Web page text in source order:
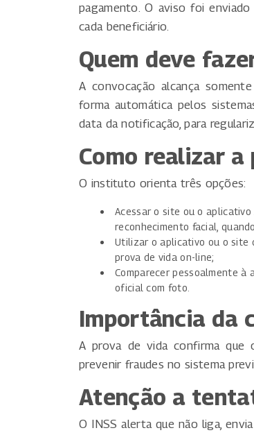
pagamento. O aviso foi
cada beneficiário.
Quem deve
A convocação alcança
forma automática pelos
data da notificação, para
Como realizar a
O instituto orienta três opções:
Acessar o site ou o aplicativo
reconhecimento facial,
Utilizar o aplicativo ou o site
prova de vida on-line;
Comparecer pessoalmente à
oficial com foto.
Importância da
A prova de vida confirma que
prevenir fraudes no sistema
Atenção a
O INSS alerta que não liga,